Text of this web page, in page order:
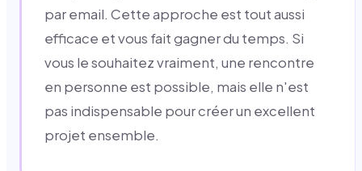
par email. Cette approche est tout aussi
efficace et vous fait gagner du temps. Si
vous le souhaitez vraiment, une rencontre
en personne est possible, mais elle n'est
pas indispensable pour créer un excellent
projet ensemble.